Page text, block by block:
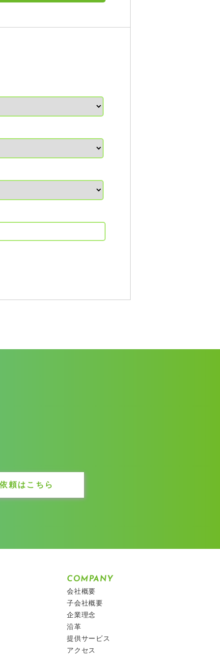
頼はこちら
COMPANY
会社概要
子会社概要
企業理念
沿革
提供サービス
アクセス